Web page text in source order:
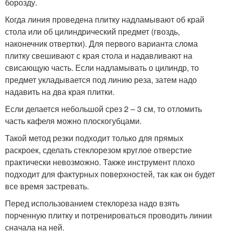
Когда линия проведена плитку надламывают об край
стола или об цилиндрический предмет (гвоздь,
наконечник отвертки). Для первого варианта слома
плитку свешивают с края стола и надавливают на
свисающую часть. Если надламывать о цилиндр, то
предмет укладывается под линию реза, затем надо
надавить на два края плитки.
Если делается небольшой срез 2 – 3 см, то отломить
часть кафеля можно плоскогубцами.
Такой метод резки подходит только для прямых
раскроек, сделать стеклорезом круглое отверстие
практически невозможно. Также инструмент плохо
подходит для фактурных поверхностей, так как он будет
все время застревать.
Перед использованием стеклореза надо взять
порченную плитку и потренироваться проводить линии
сначала на ней.